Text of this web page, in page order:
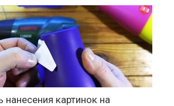
нанесения картинок на